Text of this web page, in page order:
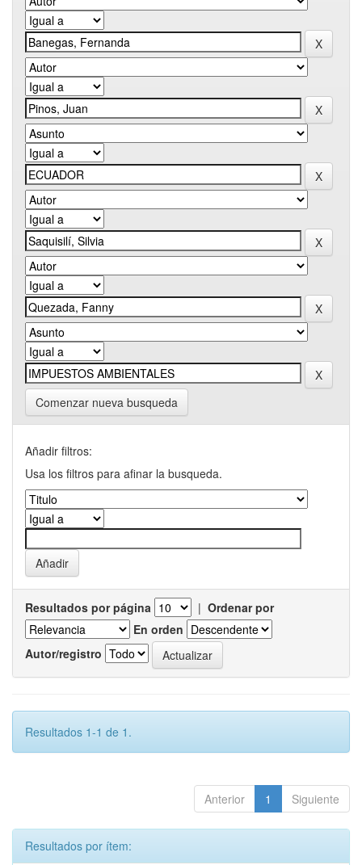
Comenzar nueva busqueda
Añadir filtros:
Usa los filtros para afinar la busqueda.
Resultados por página | Ordenar por
En orden
Autor/registro
Resultados 1-1 de 1.
Anterior 1 Siguiente
Resultados por ítem: